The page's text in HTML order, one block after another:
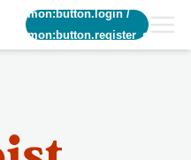
common:button.login/
common:button.register_short